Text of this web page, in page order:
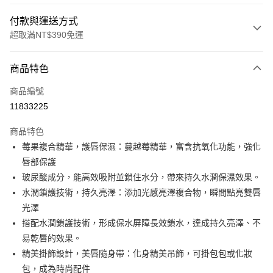
付款與運送方式
超取滿NT$390免運
POYA支付
信用卡一次付款
LINE Pay
Apple Pay
街口支付
悠遊付
Google Pay
AFTEE先享後付
商品特色
商品編號
11833225
商品特色
莓果複合精華，護唇保濕：蔓越莓精華，富含抗氧化功能，強化
唇部保護
玻尿酸成分，能高效吸附並鎖住水分，帶來持久水潤保濕效果。
水潤鎖護技術，持久亮澤：添加光感亮澤複合物，瞬間點亮雙唇
光澤
搭配水潤鎖護技術，形成保水屏障長效鎖水，達成持久亮澤、不
易乾唇的效果。
精美掛飾設計，美唇隨身帶：化身精美吊飾，可掛包包或化妝
包，成為時尚配件